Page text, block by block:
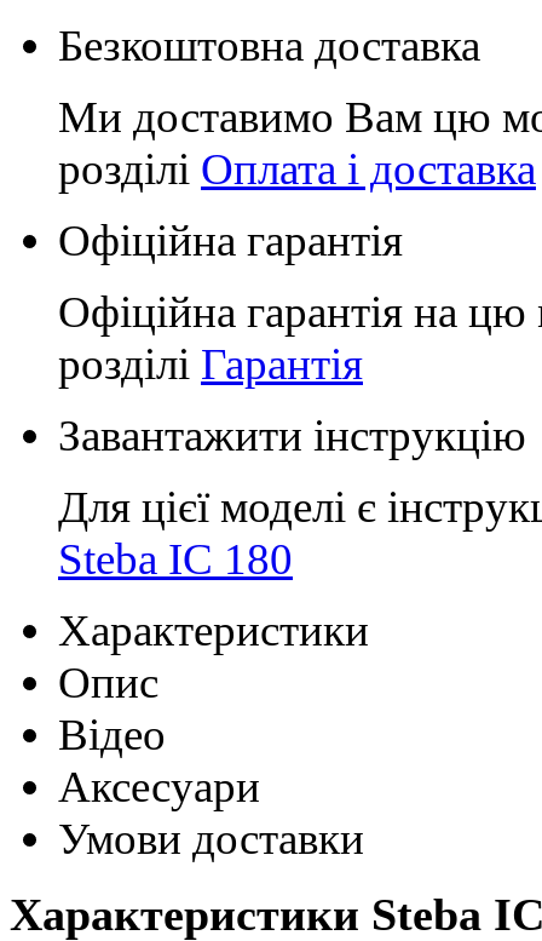
Безкоштовна доставка
Ми доставимо Вам цю
розділі Оплата і доставка
Офіційна гарантія
Офіційна гарантія на
розділі Гарантія
Завантажити інструкцію
Для цієї моделі є
Steba IC 180
Характеристики
Опис
Відео
Аксесуари
Умови доставки
Характеристики Steba